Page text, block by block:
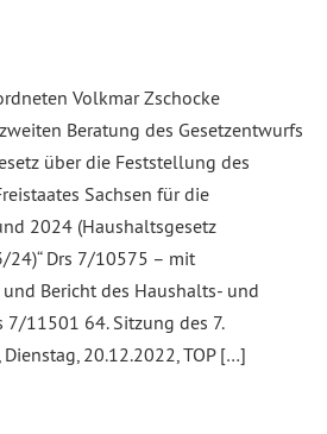
Volkmar Zschocke
Beratung des Gesetzentwurfs
über die Feststellung des
Sachsen für die
2024 (Haushaltsgesetz
Drs 7/10575 – mit
Bericht des Haushalts- und
7/11501 64. Sitzung des 7.
20.12.2022, TOP […]